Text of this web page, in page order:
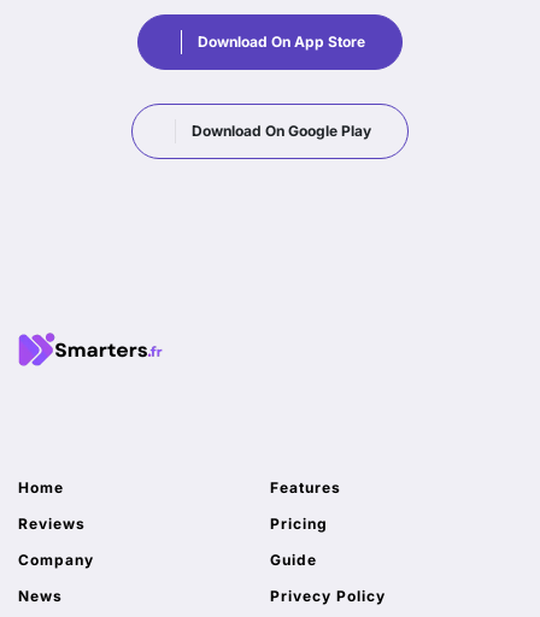
Download On App Store
Download On Google Play
Home
Features
Reviews
Pricing
Company
Guide
News
Privecy Policy